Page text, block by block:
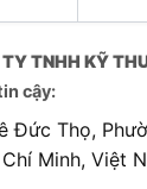
TY TNHH KỸ
cậy:
Đức Thọ,
Minh, Việt